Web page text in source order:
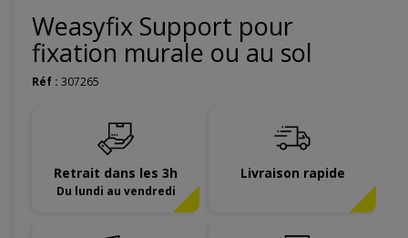
Weasyfix Support pour
fixation murale ou au sol
Réf : 307265
Retrait dans les 3h
Du lundi au vendredi
Livraison rapide